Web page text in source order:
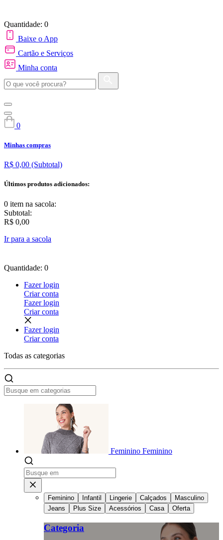
Quantidade: 0
Baixe o App
Cartão e Serviços
Minha conta
0
Minhas compras
R$ 0,00 (Subtotal)
Últimos produtos adicionados:
0 item na sacola:
Subtotal:
R$ 0,00
Ir para a sacola
Quantidade: 0
Fazer login
Criar conta
Fazer login
Criar conta
Fazer login
Criar conta
Todas as categorias
Feminino Feminino
Feminino Infantil Lingerie Calçados
Masculino
Jeans
Plus Size Acessórios Casa Oferta
Categoria